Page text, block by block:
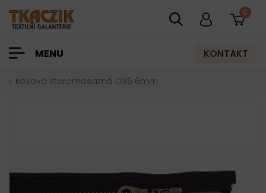
0
MENU KONTAKT
kovová staromosazná OX6 6mm